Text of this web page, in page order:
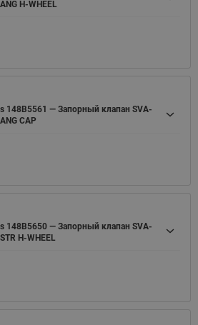
H-WHEEL
148B5561 — Запорный клапан SVA-
CAP
148B5650 — Запорный клапан SVA-
H-WHEEL